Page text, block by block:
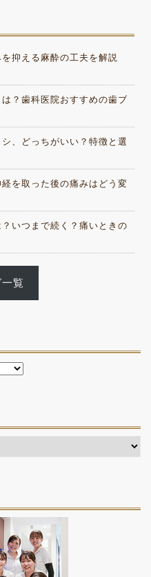
抑える麻酔の工夫を解説
？歯科医院おすすめの歯ブ
、どっちがいい？特徴と選
を取った後の痛みはどう変
いつまで続く？痛いときの
覧